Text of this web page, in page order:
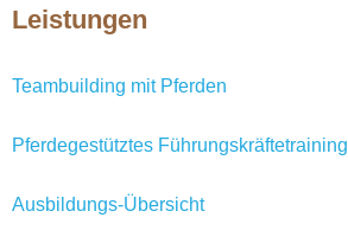
Leistungen
Teambuilding mit Pferden
Pferdegestütztes Führungskräftetraining
Ausbildungs-Übersicht